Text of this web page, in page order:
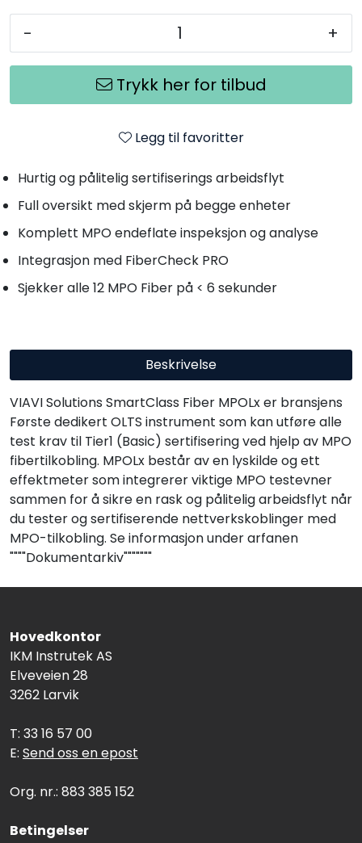
- +
Trykk her for tilbud
Legg til favoritter
Hurtig og pålitelig sertifiserings arbeidsflyt
Full oversikt med skjerm på begge enheter
Komplett MPO endeflate inspeksjon og analyse
Integrasjon med FiberCheck PRO
Sjekker alle 12 MPO Fiber på < 6 sekunder
Beskrivelse
VIAVI Solutions SmartClass Fiber MPOLx er bransjens
Første dedikert OLTS instrument som kan utføre alle
test krav til Tier1 (Basic) sertifisering ved hjelp av MPO
fibertilkobling. MPOLx består av en lyskilde og ett
effektmeter som integrerer viktige MPO testevner
sammen for å sikre en rask og pålitelig arbeidsflyt når
du tester og sertifiserende nettverkskoblinger med
MPO-tilkobling. Se informasjon under arfanen
""""Dokumentarkiv"""""""
Hovedkontor
IKM Instrutek AS
Elveveien 28
3262 Larvik
T: 33 16 57 00
E: Send oss en epost
Org. nr.: 883 385 152
Betingelser
Outlet